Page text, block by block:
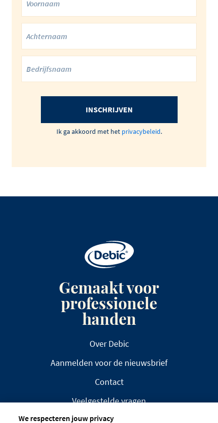
INSCHRIJVEN
Ik ga akkoord met het privacybeleid.
Gemaakt voor
professionele
handen
Over Debic
Aanmelden voor de nieuwsbrief
Contact
Veelgestelde vragen
We respecteren jouw privacy